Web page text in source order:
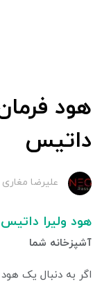
داتیس
علیرضا مغاری
هود ولیرا داتیس
آشپزخانه شما
اگر به دنبال یک